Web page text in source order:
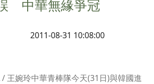
中華無緣爭冠
2011-08-31 10:08:00
/ 王婉玲中華青棒隊今天(31日)與韓國進